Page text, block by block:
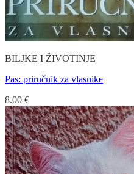
BILJKE I ŽIVOTINJE
Pas: priručnik za vlasnike
8.00 €